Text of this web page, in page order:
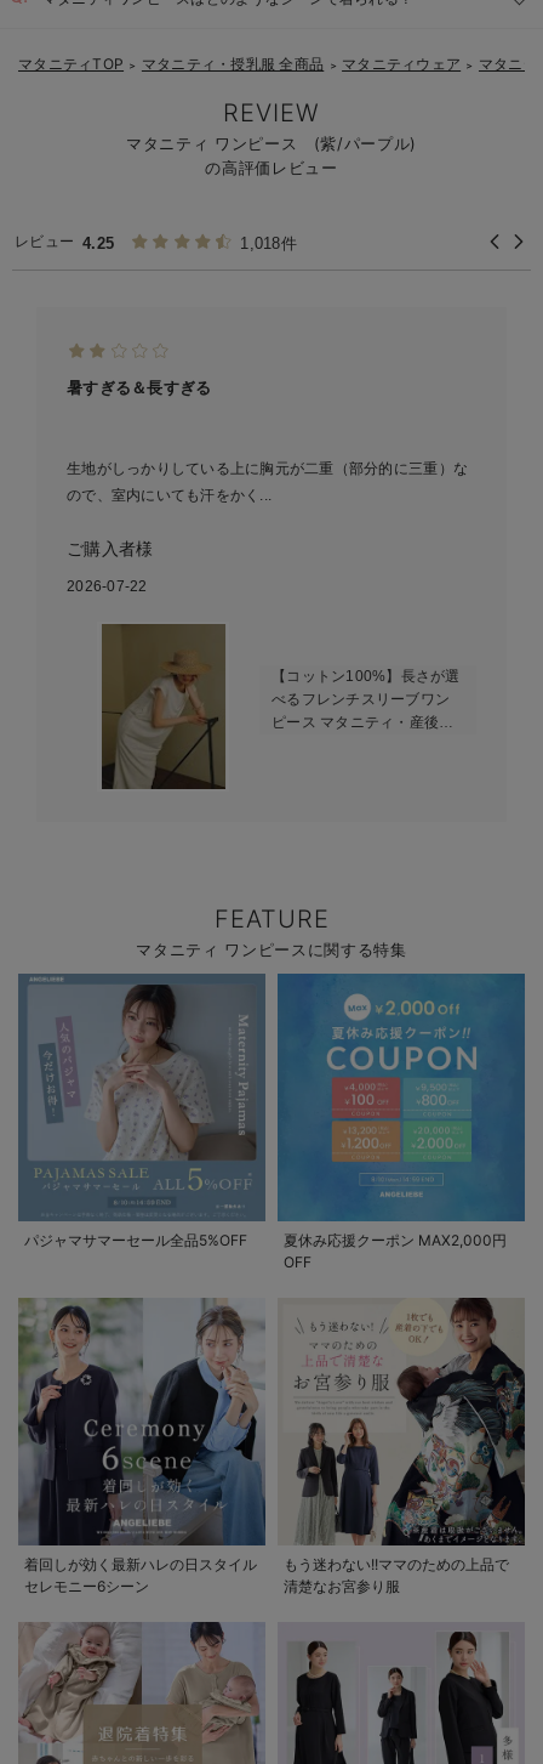
マタニティTOP ＞ マタニティ・授乳服 全商品 ＞ マタニティウェア ＞ マタニテ
REVIEW
マタニティ ワンピース (紫/パープル)
の高評価レビュー
レビュー 4.25 1,018件
暑すぎる＆長すぎる
生地がしっかりしている上に胸元が二重（部分的に三重）な
ので、室内にいても汗をかく...
ご購入者様
2026-07-22
【コットン100%】長さが選
べるフレンチスリーブワン
ピース マタニティ・産後授
FEATURE
マタニティ ワンピースに関する特集
パジャマサマーセール全品5%OFF
夏休み応援クーポン MAX2,000円
OFF
着回しが効く最新ハレの日スタイル
セレモニー6シーン
もう迷わない!!ママのための上品で
清楚なお宮参り服